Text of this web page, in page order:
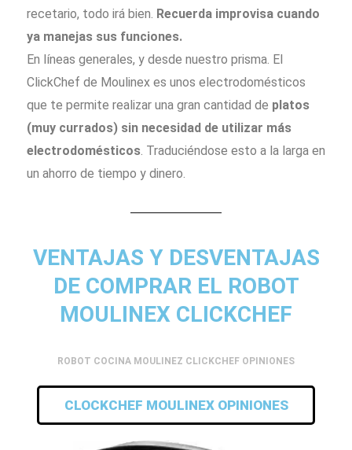
recetario, todo irá bien. Recuerda improvisa cuando
ya manejas sus funciones.
En líneas generales, y desde nuestro prisma. El
ClickChef de Moulinex es unos electrodomésticos
que te permite realizar una gran cantidad de platos
(muy currados) sin necesidad de utilizar más
electrodomésticos. Traduciéndose esto a la larga en
un ahorro de tiempo y dinero.
VENTAJAS Y DESVENTAJAS
DE COMPRAR EL ROBOT
MOULINEX CLICKCHEF
ROBOT COCINA MOULINEZ CLICKCHEF OPINIONES
CLOCKCHEF MOULINEX OPINIONES